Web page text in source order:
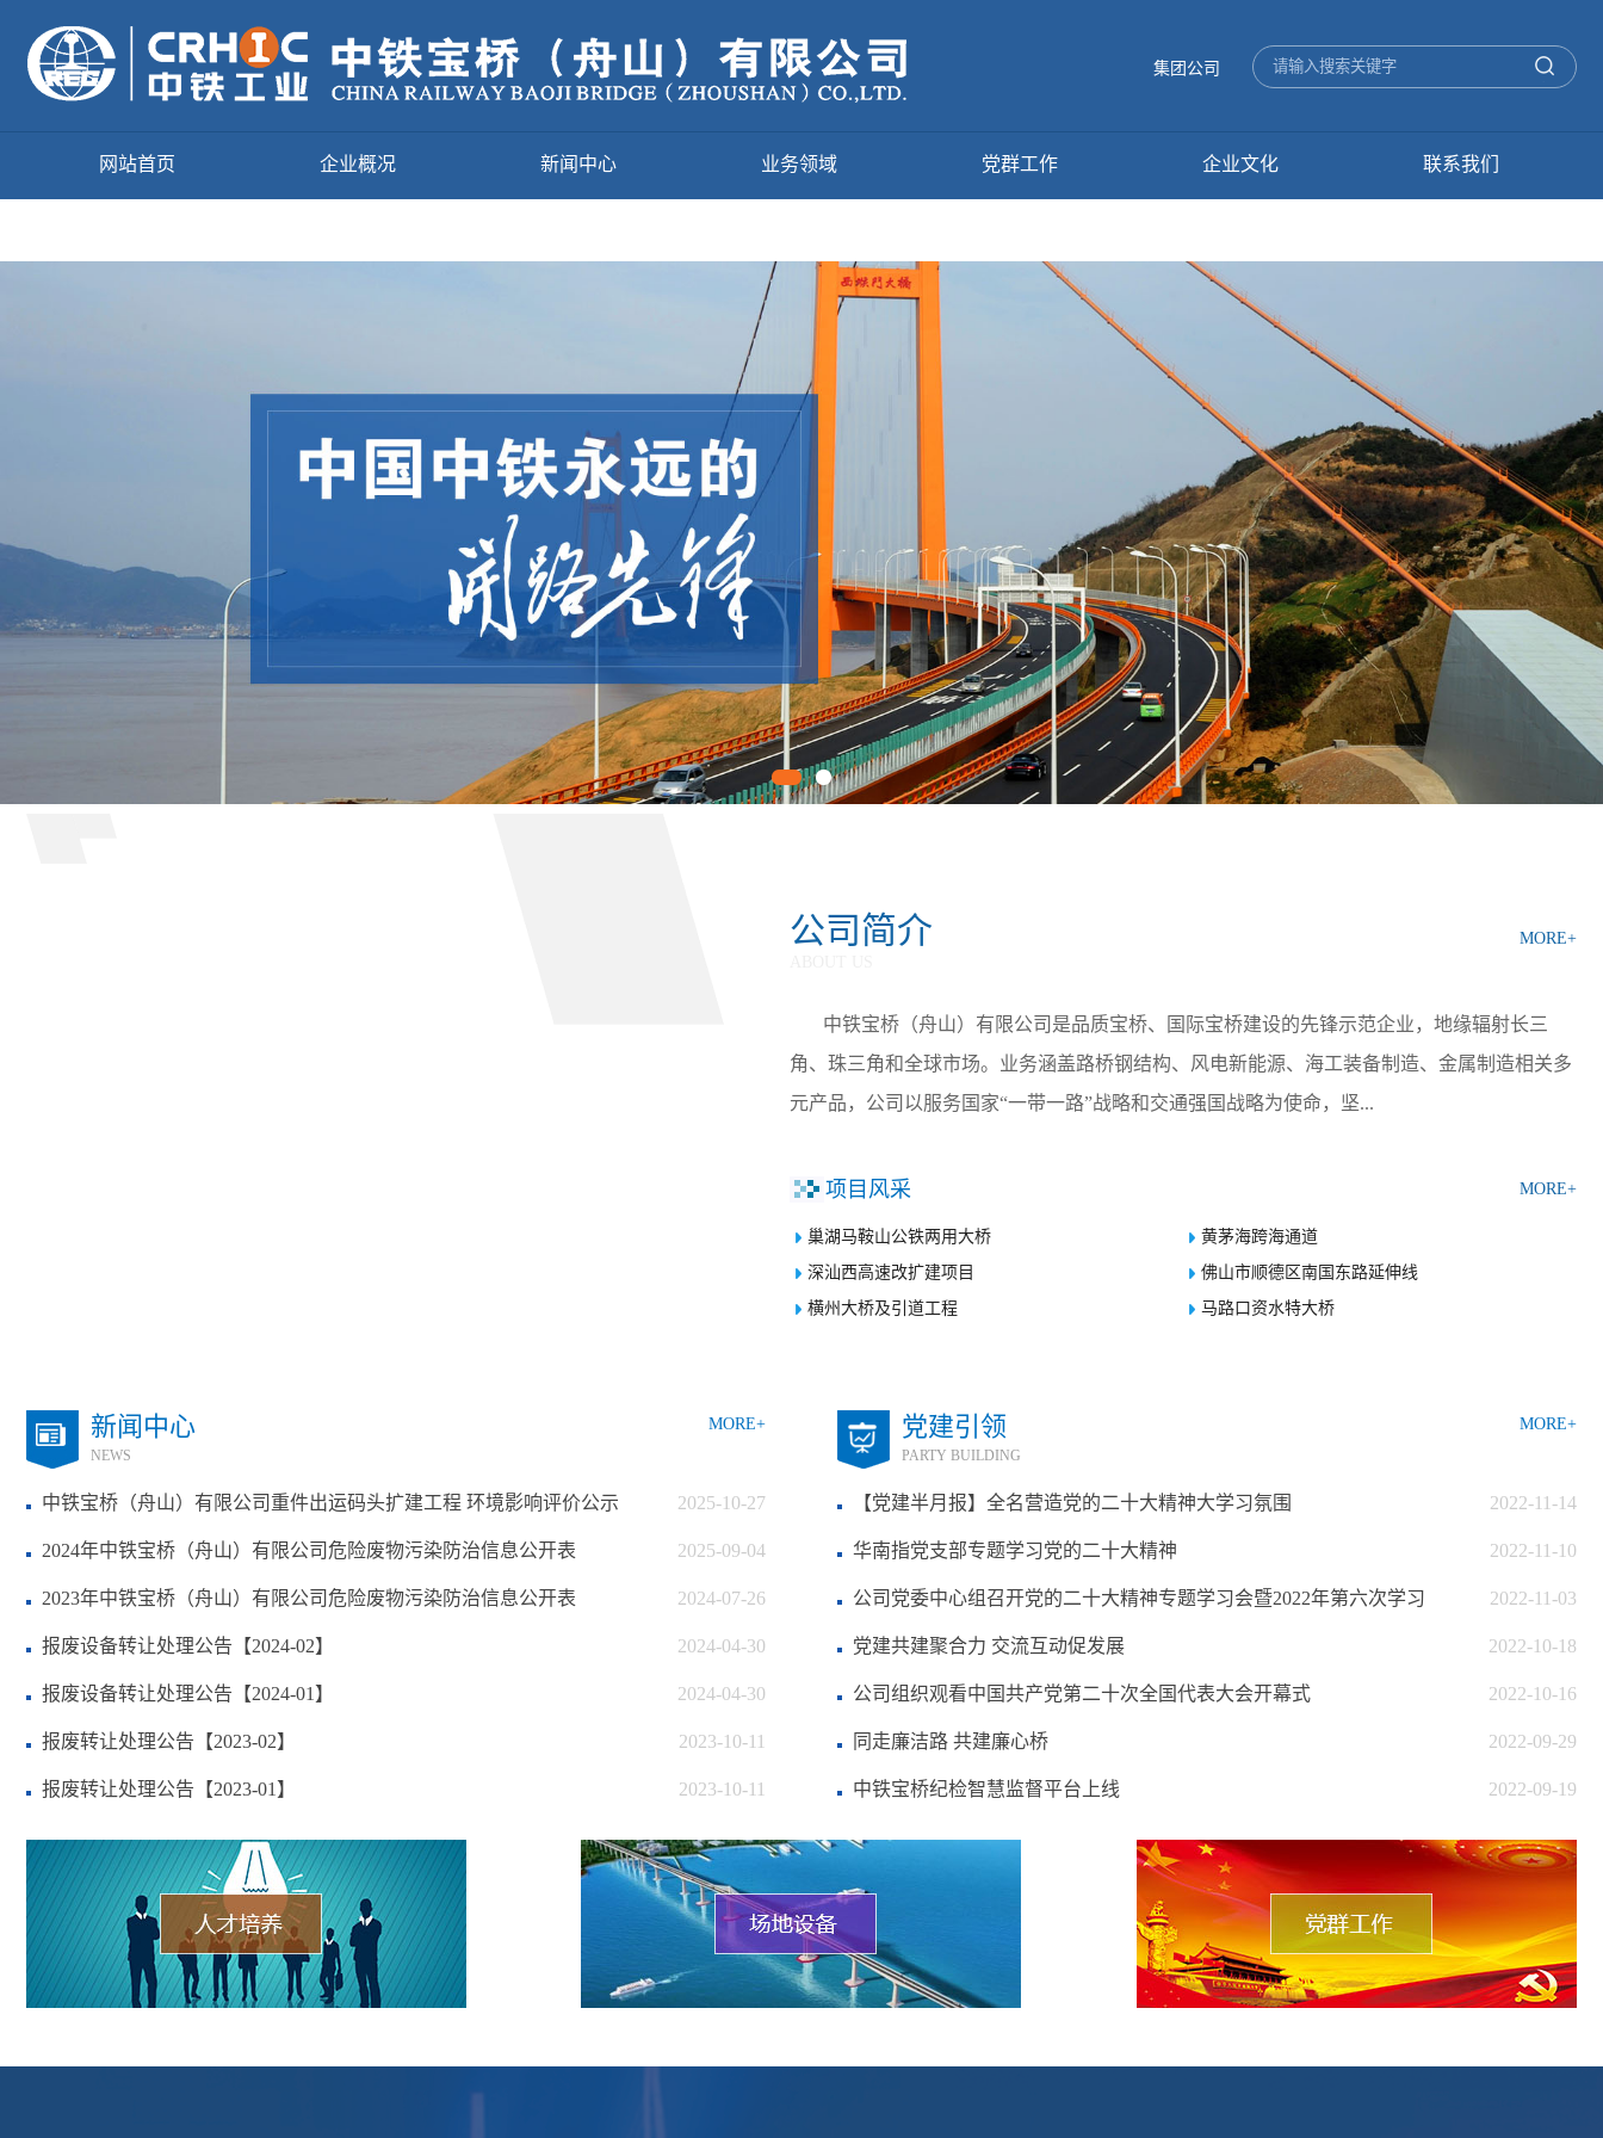
集团公司
网站首页 企业概况 新闻中心 业务领域 党群工作 企业文化 联系我们
公司简介 MORE+
中铁宝桥（舟山）有限公司是品质宝桥、国际宝桥建设的先锋示范企业，地缘辐射长三
角、珠三角和全球市场。业务涵盖路桥钢结构、风电新能源、海工装备制造、金属制造相关多
元产品，公司以服务国家“一带一路”战略和交通强国战略为使命，坚...
项目风采 MORE+
巢湖马鞍山公铁两用大桥
黄茅海跨海通道
深汕西高速改扩建项目
佛山市顺德区南国东路延伸线
横州大桥及引道工程
马路口资水特大桥
新闻中心
NEWS
MORE+
中铁宝桥（舟山）有限公司重件出运码头扩建工程 环境影响评价公示 2025-10-27
2024年中铁宝桥（舟山）有限公司危险废物污染防治信息公开表 2025-09-04
2023年中铁宝桥（舟山）有限公司危险废物污染防治信息公开表 2024-07-26
报废设备转让处理公告【2024-02】 2024-04-30
报废设备转让处理公告【2024-01】 2024-04-30
报废转让处理公告【2023-02】 2023-10-11
报废转让处理公告【2023-01】 2023-10-11
党建引领
PARTY BUILDING
MORE+
【党建半月报】全名营造党的二十大精神大学习氛围 2022-11-14
华南指党支部专题学习党的二十大精神 2022-11-10
公司党委中心组召开党的二十大精神专题学习会暨2022年第六次学习 2022-11-03
党建共建聚合力 交流互动促发展 2022-10-18
公司组织观看中国共产党第二十次全国代表大会开幕式 2022-10-16
同走廉洁路 共建廉心桥 2022-09-29
中铁宝桥纪检智慧监督平台上线 2022-09-19